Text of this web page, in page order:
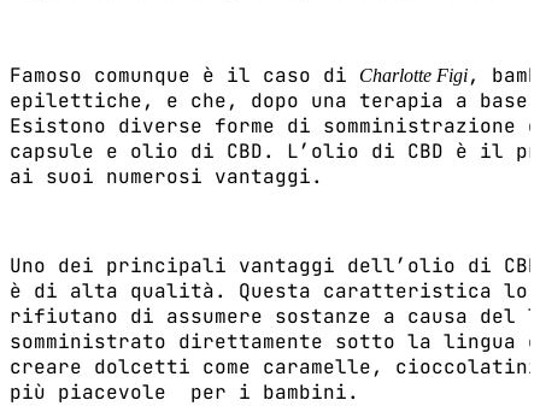
Famoso comunque è il caso di Charlotte Figi,
epilettiche, e che, dopo una terapia a
Esistono diverse forme di
capsule e olio di CBD. L’olio di CBD è il
ai suoi numerosi vantaggi.
Uno dei principali vantaggi dell’olio di
è di alta qualità. Questa caratteristica lo
rifiutano di assumere sostanze a causa del
somministrato direttamente sotto la
creare dolcetti come caramelle, cioccolatini
più piacevole per i bambini.